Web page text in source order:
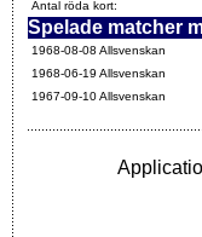
Antal röda kort:
Spelade matcher
1968-08-08 Allsvenskan
1968-06-19 Allsvenskan
1967-09-10 Allsvenskan